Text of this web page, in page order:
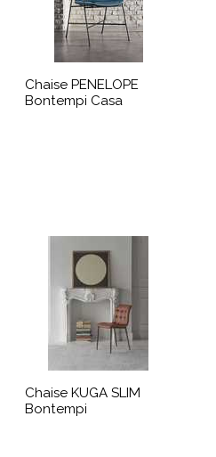
Chaise PENELOPE
Bontempi Casa
Chaise KUGA SLIM
Bontempi